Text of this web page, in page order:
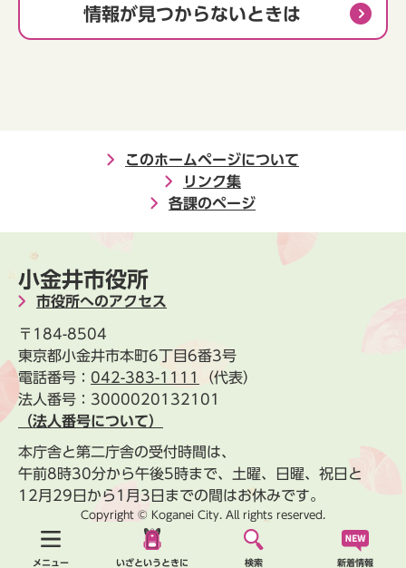
メニュー いざというときに 検索 新着情報
情報が見つからないときは
このホームページについて
リンク集
各課のページ
小金井市役所
市役所へのアクセス
〒184-8504
東京都小金井市本町6丁目6番3号
電話番号： 042-383-1111
（代表）
法人番号：3000020132101
（法人番号について）
本庁舎と第二庁舎の受付時間は、
午前8時30分から午後5時まで、土曜、日曜、祝日と
12月29日から1月3日までの間はお休みです。
Copyright © Koganei City. All rights reserved.